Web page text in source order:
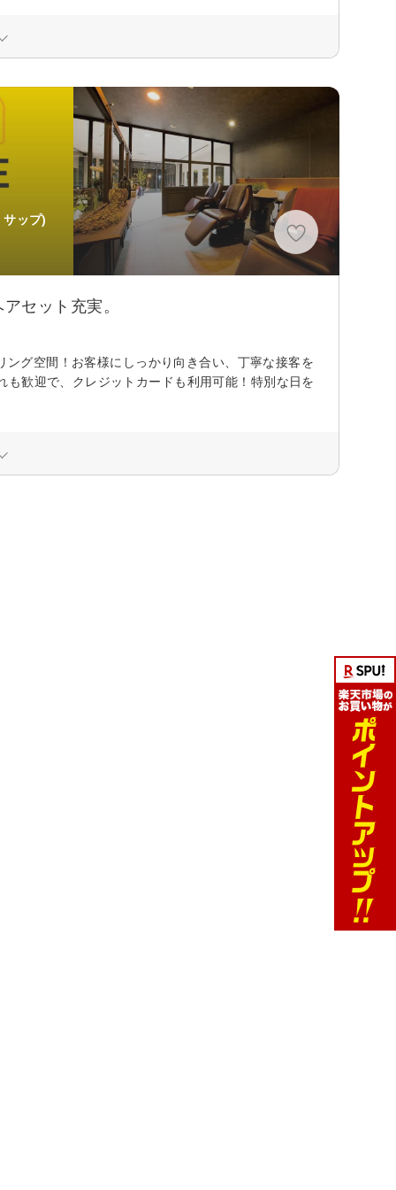
ップ)
セット充実。
グ空間！お客様にしっかり向き合い、丁寧な接客を
歓迎で、クレジットカードも利用可能！特別な日を